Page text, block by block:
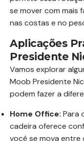
se mover com mais
nas costas e no
Aplicações
Presidente
Vamos explorar
Moob Presidente
podem fazer a
Home Office: Para
cadeira oferece
você se mova